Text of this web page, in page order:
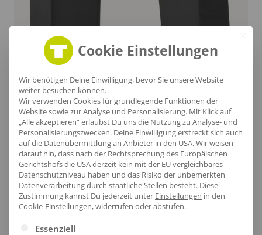
Stilvoller Saum
Der Beinabschluss dieser Hose verbindet
Funktionalität mit Stil und sorgt für optimale
Bewegungsfreiheit.
Cookie Einstellungen
Wir benötigen Deine Einwilligung, bevor Sie unsere Website
weiter besuchen können.
Wir verwenden Cookies für grundlegende Funktionen der
Website sowie zur Analyse und Personalisierung. Mit Klick auf
„Alle akzeptieren“ erlaubst Du uns die Nutzung zu Analyse- und
Personalisierungszwecken. Deine Einwilligung erstreckt sich auch
auf die Datenübermittlung an Anbieter in den USA. Wir weisen
darauf hin, dass nach der Rechtsprechung des Europäischen
Gerichtshofs die USA derzeit kein mit der EU vergleichbares
Datenschutzniveau haben und das Risiko der unbemerkten
Datenverarbeitung durch staatliche Stellen besteht. Diese
Zustimmung kannst Du jederzeit unter Einstellungen in den
Cookie-Einstellungen, widerrufen oder abstufen.
Es folgt eine Liste der Service-Gruppen, für die eine
Essenziell